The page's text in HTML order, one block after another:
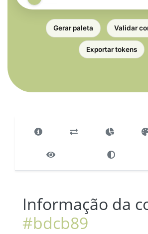
Gerar paleta Validar
Exportar tokens
Informação da
#bdcb89